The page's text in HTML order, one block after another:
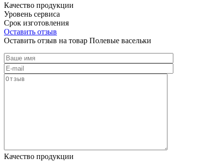
Качество продукции
Уровень сервиса
Срок изготовления
Оставить отзыв
Оставить отзыв на товар Полевые васельки
Качество продукции